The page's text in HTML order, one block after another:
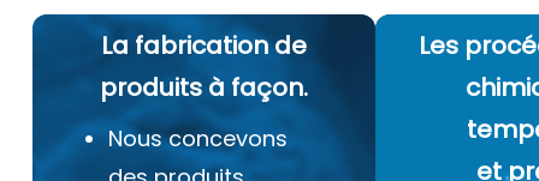
La fabrication de
produits à façon.
Nous concevons
Les
et